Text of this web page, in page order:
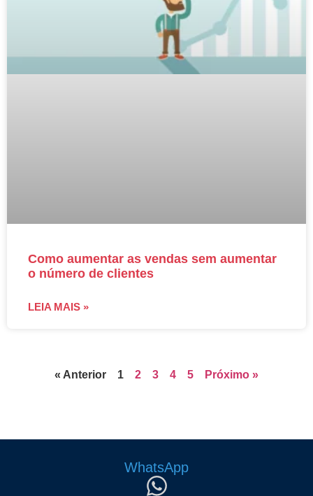
Como aumentar as vendas sem aumentar
o número de clientes
LEIA MAIS »
« Anterior 1 2 3 4 5 Próximo »
WhatsApp